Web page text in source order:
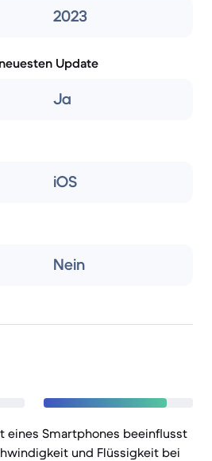
2023
Update
Ja
iOS
Nein
eines Smartphones beeinflusst
und Flüssigkeit bei